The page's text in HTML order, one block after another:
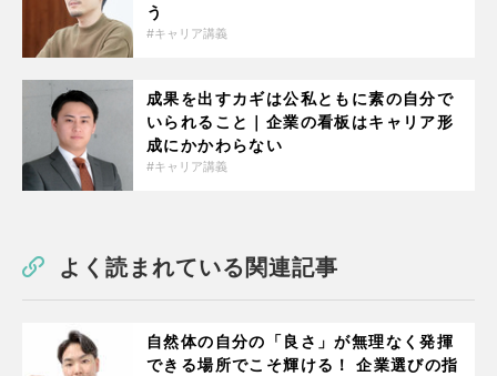
う
キャリア講義
成果を出すカギは公私ともに素の自分で
いられること｜企業の看板はキャリア形
成にかかわらない
キャリア講義
よく読まれている関連記事
自然体の自分の「良さ」が無理なく発揮
できる場所でこそ輝ける！ 企業選びの指